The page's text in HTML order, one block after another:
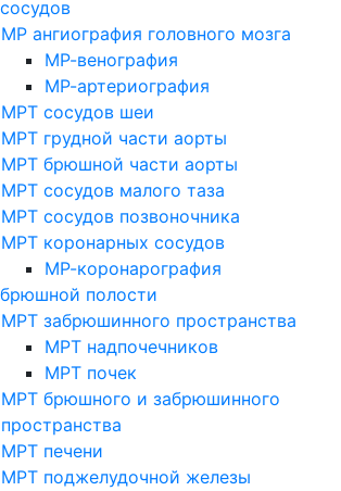
МР ангиография головного мозга
МР-венография
МР-артериография
МРТ сосудов шеи
МРТ грудной части аорты
МРТ брюшной части аорты
МРТ сосудов малого таза
МРТ сосудов позвоночника
МРТ коронарных сосудов
МР-коронарография
полости
МРТ забрюшинного пространства
МРТ надпочечников
МРТ почек
МРТ брюшного и забрюшинного
пространства
МРТ печени
МРТ поджелудочной железы